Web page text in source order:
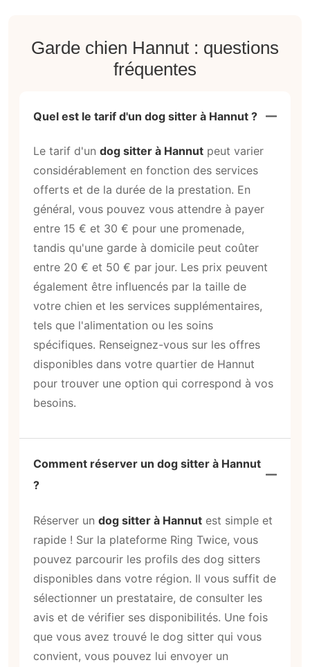
Garde chien Hannut : questions
fréquentes
Quel est le tarif d'un dog sitter à Hannut ?
Le tarif d'un dog sitter à Hannut peut varier
considérablement en fonction des services
offerts et de la durée de la prestation. En
général, vous pouvez vous attendre à payer
entre 15 € et 30 € pour une promenade,
tandis qu'une garde à domicile peut coûter
entre 20 € et 50 € par jour. Les prix peuvent
également être influencés par la taille de
votre chien et les services supplémentaires,
tels que l'alimentation ou les soins
spécifiques. Renseignez-vous sur les offres
disponibles dans votre quartier de Hannut
pour trouver une option qui correspond à vos
besoins.
Comment réserver un dog sitter à Hannut
?
Réserver un dog sitter à Hannut est simple et
rapide ! Sur la plateforme Ring Twice, vous
pouvez parcourir les profils des dog sitters
disponibles dans votre région. Il vous suffit de
sélectionner un prestataire, de consulter les
avis et de vérifier ses disponibilités. Une fois
que vous avez trouvé le dog sitter qui vous
convient, vous pouvez lui envoyer un